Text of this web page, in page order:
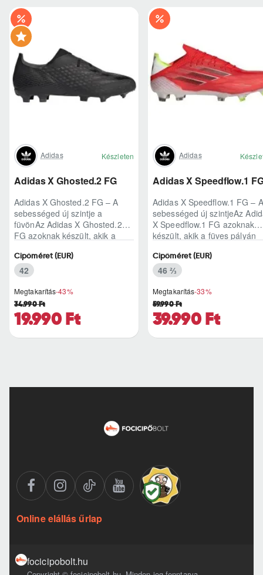
Adidas Készleten
Adidas X Ghosted.2 FG
Adidas X Ghosted.2 FG – A
sebességed új szintje a
füvönAz Adidas X Ghosted.2
FG azoknak készült, akik a
pillanataiban is azonnal r..
Megtakarítás-43%
19.990 Ft
34.990 Ft
Cipőméret (EUR)
42
Adidas
Adidas X Speedflow.1
Adidas X Speedflow.1 FG – A
sebességed új szintjeAz
X Speedflow.1 FG azoknak
készült, akik a füves pályán
ritmust diktál..
Megtakarítás-33%
39.990 Ft
59.990 Ft
Cipőméret (EUR)
46 ⅔
Online elállás űrlap
focicipobolt.hu